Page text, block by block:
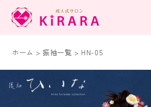
ホーム >振袖一覧 > HN-05